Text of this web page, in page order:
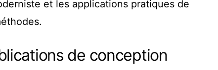
et les applications pratiques de
de conception